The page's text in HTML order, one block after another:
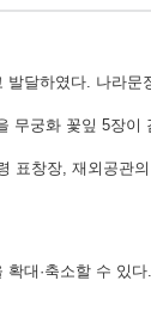
달하였다. 나라
궁화 꽃잎 5장이
표창장, 재외공관
대·축소할 수 있